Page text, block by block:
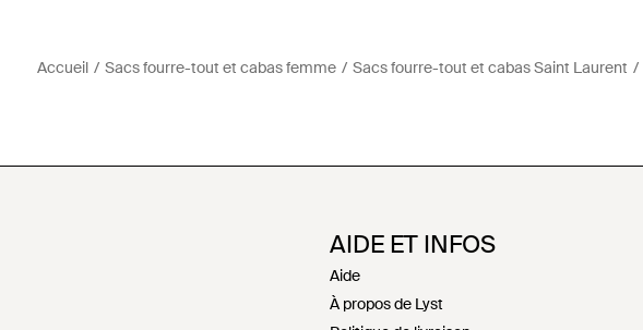
Accueil Sacs fourre-tout et cabas femme Sacs fourre-tout et cabas Saint Laurent
AIDE ET INFOS
Aide
À propos de Lyst